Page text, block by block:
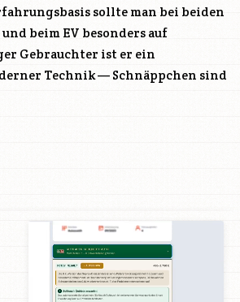
sollte man bei beiden
beim EV besonders auf
Gebrauchter ist er ein
Technik — Schnäppchen sind